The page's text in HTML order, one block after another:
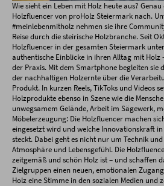
Wie sieht ein Leben mit Holz heute aus?
Holzfluencer von proHolz Steiermark nach.
#meinlebenmitholz nehmen sie ihre
Reise durch die steirische Holzbranche. Seit
Holzfluencer in der gesamten Steiermark
authentische Einblicke in ihren Alltag mit Holz
der Praxis. Mit dem Smartphone begleiten sie
der nachhaltigen Holzernte über die
Produkt. In kurzen Reels, TikToks und Videos
Holzprodukte ebenso in Szene wie die
unwegsamem Gelände, Arbeit im Sägewerk,
Möbelerzeugung: Die Holzfluencer machen
eingesetzt wird und welche Innovationskraft
steckt. Dabei geht es nicht nur um Technik
Atmosphäre und Lebensgefühl. Die
zeitgemäß und schön Holz ist – und schaffen
Zielgruppen einen neuen, emotionalen
Holz eine Stimme in den sozialen Medien und